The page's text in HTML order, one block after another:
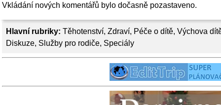
Hlavní rubriky: Těhotenství, Zdraví, Péče o dítě, Výchova
Diskuze, Služby pro rodiče, Speciály
Vkládání nových komentářů bylo dočasně pozastaveno.